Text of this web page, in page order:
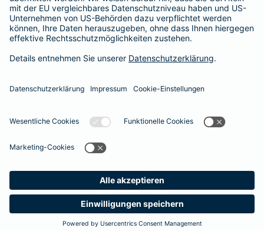
Impressum
Barmenia Versicherung - Joachim Volkert
Heigern 4
Tel. 0171 3311676
Kontakt Produkte E-Mail
Datenschutz Impressum/Rechtshinweise
Barrierefreiheit
Datenschutz-Einstellungen
Einfach. Menschlich.